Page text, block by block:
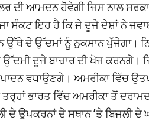
ਦੀ ਆਮਦਨ ਹੋਵੇਗੀ ਜਿਸ ਨਾਲ
ਸੰਕਟ ਇਹ ਹੈ ਕਿ ਜੇ ਦੂਜੇ ਦੇਸ਼ਾਂ ਨੇ
ਉੱਥੇ ਦੇ ਉੱਦਮਾਂ ਨੂੰ ਨੁਕਸਾਨ ਪੁੱਜੇਗਾ।
ਦੂਜੇ ਬਾਜ਼ਾਰ ਦੀ ਖੋਜ ਕਰਨਗੇ।
ਵਧਾਉਣਗੇ। ਅਮਰੀਕਾ ਵਿੱਚ
ਭਾਰਤ ਵਿੱਚ ਅਮਰੀਕਾ ਤੋਂ
ਦੇ ਉਪਕਰਨਾਂ ਦੇ ਸਥਾਨ ’ਤੇ